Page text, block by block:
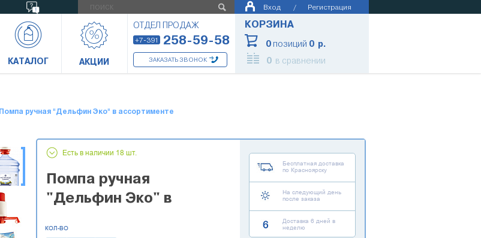
Вход / Регистрация
КАТАЛОГ АКЦИИ
ОТДЕЛ ПРОДАЖ
+7-391 258-59-58
ЗАКАЗАТЬ ЗВОНОК
КОРЗИНА
0позиций 0 р.
0в сравнении
Помпа ручная "Дельфин Эко" в ассортименте
Есть в наличии 18 шт.
Помпа ручная
"Дельфин Эко" в
Бесплатная доставка
по Красноярску
На следующий день
после заказа
Доставка 6 дней в
неделю